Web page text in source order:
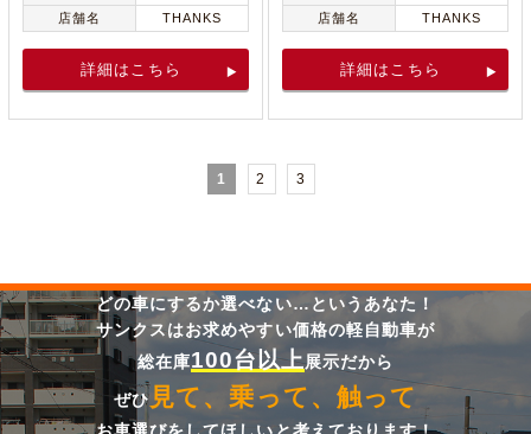
店舗名
THANKS
詳細はこちら
店舗名
THANKS
詳細はこちら
1 2 3
どの車にするか選べない…というあなた！
サンクスはお求めやすい価格の軽自動車が
総在庫100台以上展示だから
ぜひ見て、乗って、触って